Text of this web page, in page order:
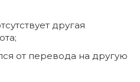
другая
от перевода на другую